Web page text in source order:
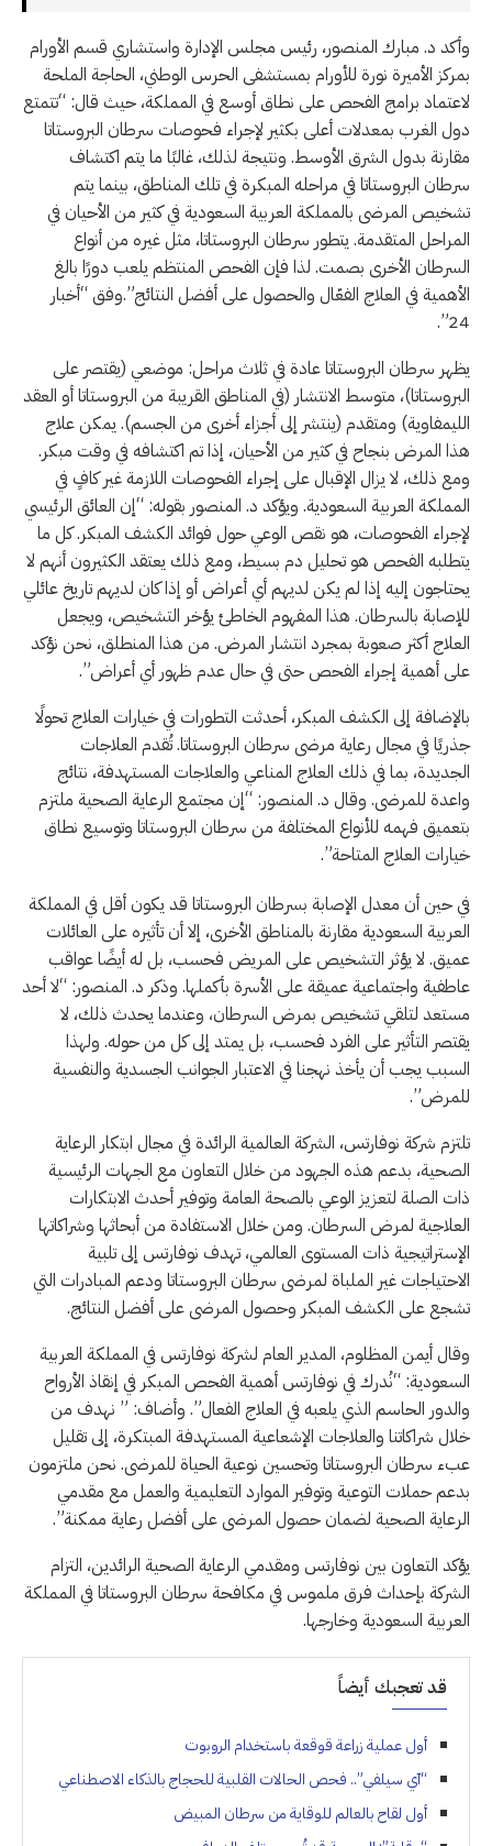
وأكد د. مبارك المنصور، رئيس مجلس الإدارة واستشاري قسم الأورام
بمركز الأميرة نورة للأورام بمستشفى الحرس الوطني، الحاجة الملحة
لاعتماد برامج الفحص على نطاق أوسع في المملكة، حيث قال: “تتمتع
دول الغرب بمعدلات أعلى بكثير لإجراء فحوصات سرطان البروستاتا
مقارنة بدول الشرق الأوسط. ونتيجة لذلك، غالبًا ما يتم اكتشاف
سرطان البروستاتا في مراحله المبكرة في تلك المناطق، بينما يتم
تشخيص المرضى بالمملكة العربية السعودية في كثير من الأحيان في
المراحل المتقدمة. يتطور سرطان البروستاتا، مثل غيره من أنواع
السرطان الأخرى بصمت. لذا فإن الفحص المنتظم يلعب دورًا بالغ
الأهمية في العلاج الفعّال والحصول على أفضل النتائج”.وفق “أخبار
24”.
يظهر سرطان البروستاتا عادة في ثلاث مراحل: موضعي (يقتصر على
البروستاتا)، متوسط الانتشار (في المناطق القريبة من البروستاتا أو العقد
الليمفاوية) ومتقدم (ينتشر إلى أجزاء أخرى من الجسم). يمكن علاج
هذا المرض بنجاح في كثير من الأحيان، إذا تم اكتشافه في وقت مبكر.
ومع ذلك، لا يزال الإقبال على إجراء الفحوصات اللازمة غير كافٍ في
المملكة العربية السعودية. ويؤكد د. المنصور بقوله: “إن العائق الرئيسي
لإجراء الفحوصات، هو نقص الوعي حول فوائد الكشف المبكر. كل ما
يتطلبه الفحص هو تحليل دم بسيط، ومع ذلك يعتقد الكثيرون أنهم لا
يحتاجون إليه إذا لم يكن لديهم أي أعراض أو إذا كان لديهم تاريخ عائلي
للإصابة بالسرطان. هذا المفهوم الخاطئ يؤخر التشخيص، ويجعل
العلاج أكثر صعوبة بمجرد انتشار المرض. من هذا المنطلق، نحن نؤكد
على أهمية إجراء الفحص حتى في حال عدم ظهور أي أعراض”.
بالإضافة إلى الكشف المبكر، أحدثت التطورات في خيارات العلاج تحولًا
جذريًا في مجال رعاية مرضى سرطان البروستاتا. تُقدم العلاجات
الجديدة، بما في ذلك العلاج المناعي والعلاجات المستهدفة، نتائج
واعدة للمرضى. وقال د. المنصور: “إن مجتمع الرعاية الصحية ملتزم
بتعميق فهمه للأنواع المختلفة من سرطان البروستاتا وتوسيع نطاق
خيارات العلاج المتاحة”.
في حين أن معدل الإصابة بسرطان البروستاتا قد يكون أقل في المملكة
العربية السعودية مقارنة بالمناطق الأخرى، إلا أن تأثيره على العائلات
عميق. لا يؤثر التشخيص على المريض فحسب، بل له أيضًا عواقب
عاطفية واجتماعية عميقة على الأسرة بأكملها. وذكر د. المنصور: “لا أحد
مستعد لتلقي تشخيص بمرض السرطان، وعندما يحدث ذلك، لا
يقتصر التأثير على الفرد فحسب، بل يمتد إلى كل من حوله. ولهذا
السبب يجب أن يأخذ نهجنا في الاعتبار الجوانب الجسدية والنفسية
للمرض”.
تلتزم شركة نوفارتس، الشركة العالمية الرائدة في مجال ابتكار الرعاية
الصحية، بدعم هذه الجهود من خلال التعاون مع الجهات الرئيسية
ذات الصلة لتعزيز الوعي بالصحة العامة وتوفير أحدث الابتكارات
العلاجية لمرض السرطان. ومن خلال الاستفادة من أبحاثها وشراكاتها
الإستراتيجية ذات المستوى العالمي، تهدف نوفارتس إلى تلبية
الاحتياجات غير الملباة لمرضى سرطان البروستاتا ودعم المبادرات التي
تشجع على الكشف المبكر وحصول المرضى على أفضل النتائج.
وقال أيمن المظلوم، المدير العام لشركة نوفارتس في المملكة العربية
السعودية: “نُدرك في نوفارتس أهمية الفحص المبكر في إنقاذ الأرواح
والدور الحاسم الذي يلعبه في العلاج الفعال”. وأضاف: ” نهدف من
خلال شراكاتنا والعلاجات الإشعاعية المستهدفة المبتكرة، إلى تقليل
عبء سرطان البروستاتا وتحسين نوعية الحياة للمرضى. نحن ملتزمون
بدعم حملات التوعية وتوفير الموارد التعليمية والعمل مع مقدمي
الرعاية الصحية لضمان حصول المرضى على أفضل رعاية ممكنة”.
يؤكد التعاون بين نوفارتس ومقدمي الرعاية الصحية الرائدين، التزام
الشركة بإحداث فرق ملموس في مكافحة سرطان البروستاتا في المملكة
العربية السعودية وخارجها.
قد تعجبك أيضاً
أول عملية زراعة قوقعة باستخدام الروبوت
“آي سيلفي”.. فحص الحالات القلبية للحجاج بالذكاء الاصطناعي
أول لقاح بالعالم للوقاية من سرطان المبيض